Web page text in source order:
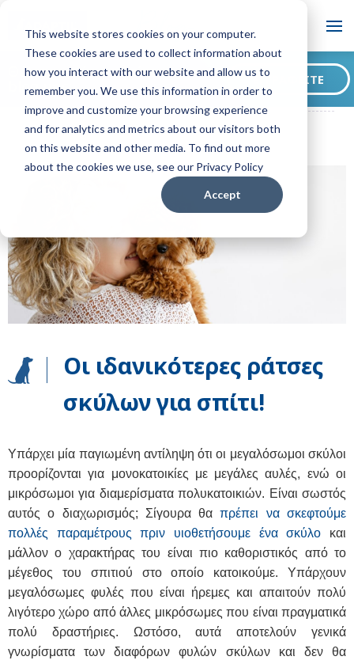
This website stores cookies on your computer.
These cookies are used to collect information about
how you interact with our website and allow us to
remember you. We use this information in order to
improve and customize your browsing experience
and for analytics and metrics about our visitors both
on this website and other media. To find out more
about the cookies we use, see our Privacy Policy
Accept
Blog
ADAPTIL GR Blog Οι ιδανικότερες ράτσες σκύλων για σπίτι!
Θέλετε να έγγραφείτε στο
blog μας; ΕΓΓΡΑΦΕΊΤΕ
Οι ιδανικότερες ράτσες
σκύλων για σπίτι!
Υπάρχει μία παγιωμένη αντίληψη ότι οι μεγαλόσωμοι σκύλοι
προορίζονται για μονοκατοικίες με μεγάλες αυλές, ενώ οι
μικρόσωμοι για διαμερίσματα πολυκατοικιών. Είναι σωστός
αυτός ο διαχωρισμός; Σίγουρα θαπρέπει να σκεφτούμε
πολλές παραμέτρους πριν υιοθετήσουμε ένα σκύλο και
μάλλον ο χαρακτήρας του είναι πιο καθοριστικός από το
μέγεθος του σπιτιού στο οποίο κατοικούμε. Υπάρχουν
μεγαλόσωμες φυλές που είναι ήρεμες και απαιτούν πολύ
λιγότερο χώρο από άλλες μικρόσωμες που είναι πραγματικά
πολύ δραστήριες. Ωστόσο, αυτά αποτελούν γενικά
γνωρίσματα των διαφόρων φυλών σκύλων και δεν θα